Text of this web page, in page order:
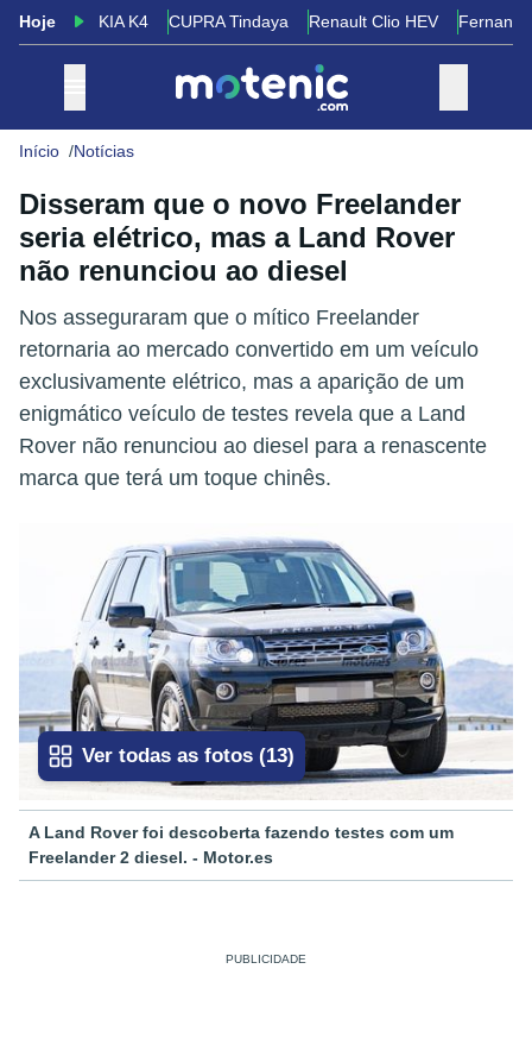
Hoje KIA K4 CUPRA Tindaya Renault Clio HEV
Início Notícias
Disseram que o novo Freelander
seria elétrico, mas a Land Rover
não renunciou ao diesel
Nos asseguraram que o mítico Freelander
retornaria ao mercado convertido em um veículo
exclusivamente elétrico, mas a aparição de um
enigmático veículo de testes revela que a Land
Rover não renunciou ao diesel para a renascente
marca que terá um toque chinês.
Ver todas as fotos (13)
A Land Rover foi descoberta fazendo testes com um
Freelander 2 diesel. - Motor.es